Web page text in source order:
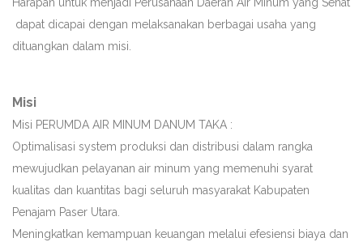
dapat dicapai dengan melaksanakan berbagai usaha yang
dituangkan dalam misi.
Misi
Misi PERUMDA AIR MINUM DANUM TAKA :
Optimalisasi system produksi dan distribusi dalam rangka
mewujudkan pelayanan air minum yang memenuhi syarat
kualitas dan kuantitas bagi seluruh masyarakat Kabupaten
Penajam Paser Utara.
Meningkatkan kemampuan keuangan melalui efesiensi biaya dan